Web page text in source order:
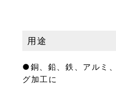
用途
●銅、鉛、鉄、アルミ
グ加工に